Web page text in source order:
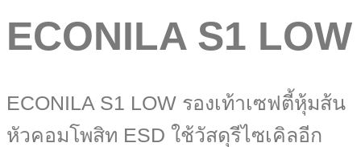
ECONILA S1 LOW
ECONILA S1 LOW รองเท้าเซฟตี้หุ้มส้น
หัวคอมโพสิท ESD ใช้วัสดุรีไซเคิลอีก